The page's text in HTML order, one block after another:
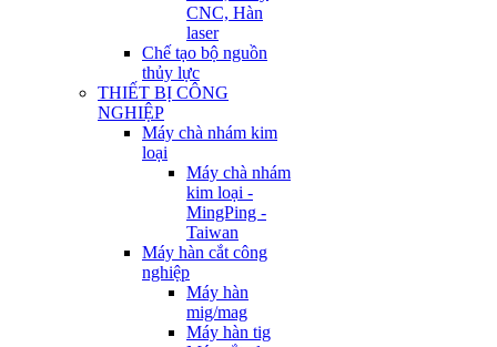
CNC, Hàn
laser
Chế tạo bộ nguồn
thủy lực
THIẾT BỊ CÔNG
NGHIỆP
Máy chà nhám kim
loại
Máy chà nhám
kim loại -
MingPing -
Taiwan
Máy hàn cắt công
nghiệp
Máy hàn
mig/mag
Máy hàn tig